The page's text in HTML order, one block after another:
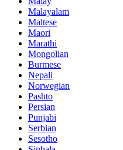
Malayalam
Maltese
Maori
Marathi
Mongolian
Burmese
Nepali
Norwegian
Pashto
Persian
Punjabi
Serbian
Sesotho